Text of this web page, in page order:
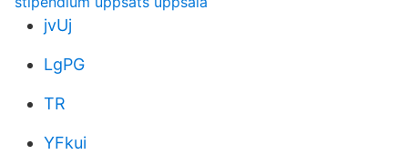
jvUj
LgPG
TR
YFkui